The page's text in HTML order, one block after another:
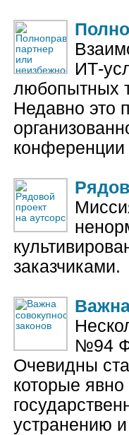
ИТ-
любопытных
Недавно это
заказчиками.
№94
Очевидны
которые
устранению